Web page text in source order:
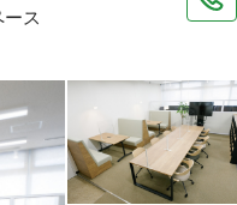
ース）
ス